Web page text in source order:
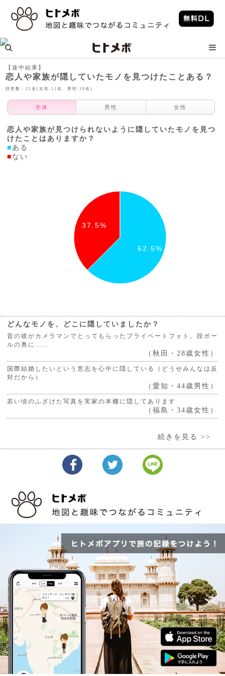
【途中結果】
恋人や家族が隠していたモノを見つけたことある？
回答数：21名(女性:11名、男性:10名)
全体 男性 女性
恋人や家族が見つけられないように隠していたモノを見つ
けたことはありますか？
■ ある
■ ない
37.5%
62.5%
どんなモノを、どこに隠していましたか？
昔の彼がカメラマンでとってもらったプライベートフォト。段ボー
ルの奥に……
（秋田・28歳女性）
国際結婚したいという意志を心中に隠している（どうせみんなは反
対だから）
（愛知・44歳男性）
若い頃のふざけた写真を実家の本棚に隠してあります
（福島・34歳女性）
続きを見る >>